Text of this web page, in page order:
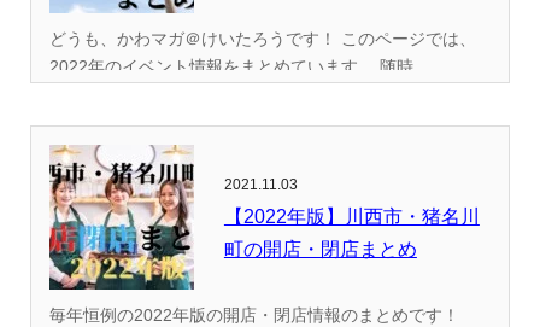
どうも、かわマガ＠けいたろうです！ このページでは、
2022年のイベント情報をまとめています。 随時...
2021.11.03
【2022年版】川西市・猪名川
町の開店・閉店まとめ
毎年恒例の2022年版の開店・閉店情報のまとめです！